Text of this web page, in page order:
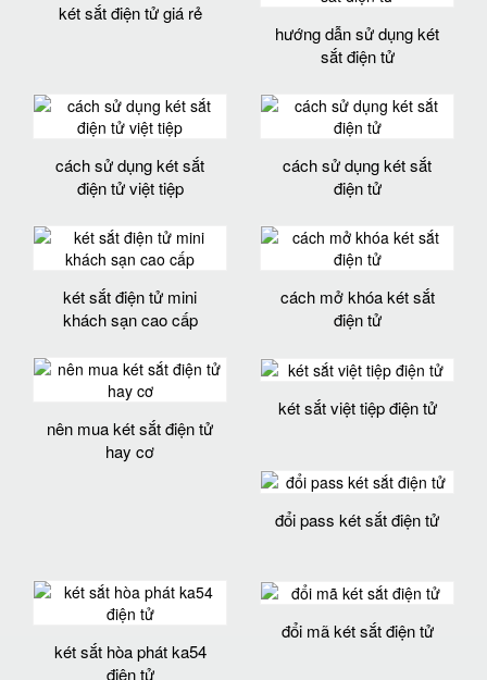
két sắt điện tử giá rẻ
hướng dẫn sử dụng két
sắt điện tử
cách sử dụng két sắt
điện tử việt tiệp
cách sử dụng két sắt
điện tử
két sắt điện tử mini
khách sạn cao cấp
cách mở khóa két sắt
điện tử
nên mua két sắt điện tử
hay cơ
két sắt việt tiệp điện tử
đổi pass két sắt điện tử
két sắt hòa phát ka54
điện tử
đổi mã két sắt điện tử